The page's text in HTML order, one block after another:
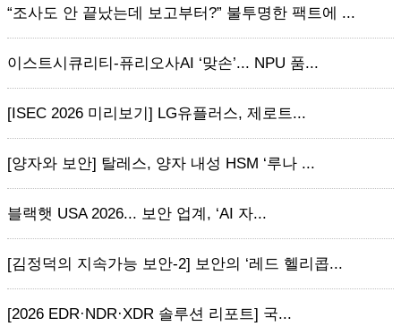
“조사도 안 끝났는데 보고부터?” 불투명한 팩트에 ...
이스트시큐리티-퓨리오사AI ‘맞손’... NPU 품...
[ISEC 2026 미리보기] LG유플러스, 제로트...
[양자와 보안] 탈레스, 양자 내성 HSM ‘루나 ...
블랙햇 USA 2026... 보안 업계, ‘AI 자...
[김정덕의 지속가능 보안-2] 보안의 ‘레드 헬리콥...
[2026 EDR·NDR·XDR 솔루션 리포트] 국...